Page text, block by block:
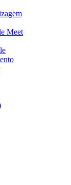
Meet